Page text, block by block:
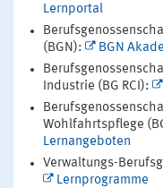
Lernportal
(BGN):
BGN
Industrie (BG RCI):
Wohlfahrtspflege
Lernangeboten
Verwaltungs-
Lernprogramme